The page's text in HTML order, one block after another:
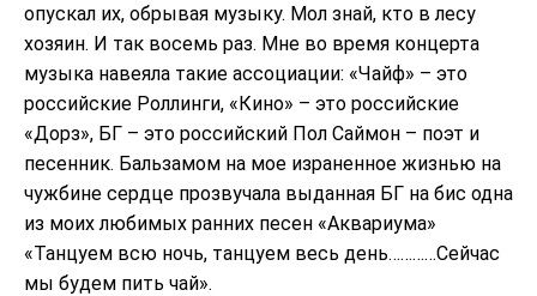
опускал их, обрывая музыку. Мол знай, кто в лесу
хозяин. И так восемь раз. Мне во время концерта
музыка навеяла такие ассоциации: «Чайф» – это
российские Роллинги, «Кино» – это российские
«Дорз», БГ – это российский Пол Саймон – поэт и
песенник. Бальзамом на мое израненное жизнью на
чужбине сердце прозвучала выданная БГ на бис одна
из моих любимых ранних песен «Аквариума»
«Танцуем всю ночь, танцуем весь день…………Сейчас
мы будем пить чай».